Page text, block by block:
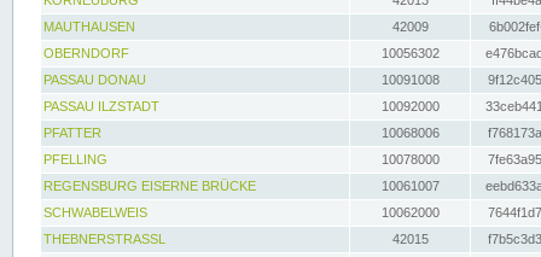
MAUTHAUSEN
42009
OBERNDORF
10056302
PASSAU DONAU
10091008
PASSAU ILZSTADT
10092000
PFATTER
10068006
PFELLING
10078000
REGENSBURG EISERNE BRÜCKE
10061007
SCHWABELWEIS
10062000
THEBNERSTRASSL
42015